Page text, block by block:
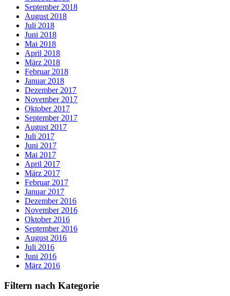
September 2018
August 2018
Juli 2018
Juni 2018
Mai 2018
April 2018
März 2018
Februar 2018
Januar 2018
Dezember 2017
November 2017
Oktober 2017
September 2017
August 2017
Juli 2017
Juni 2017
Mai 2017
April 2017
März 2017
Februar 2017
Januar 2017
Dezember 2016
November 2016
Oktober 2016
September 2016
August 2016
Juli 2016
Juni 2016
März 2016
Filtern nach Kategorie